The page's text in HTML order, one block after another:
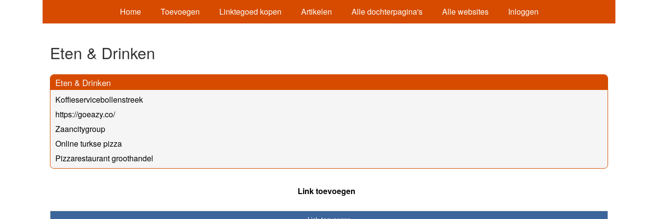
Home Toevoegen Linktegoed kopen Artikelen Alle dochterpagina's Alle websites Inloggen
Eten & Drinken
Eten & Drinken
Koffieservicebollenstreek
https://goeazy.co/
Zaancitygroup
Online turkse pizza
Pizzarestaurant groothandel
Link toevoegen